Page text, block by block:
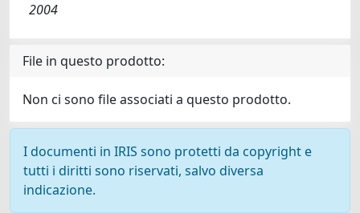
2004
File in questo prodotto:
Non ci sono file associati a questo prodotto.
I documenti in IRIS sono protetti da copyright e
tutti i diritti sono riservati, salvo diversa
indicazione.